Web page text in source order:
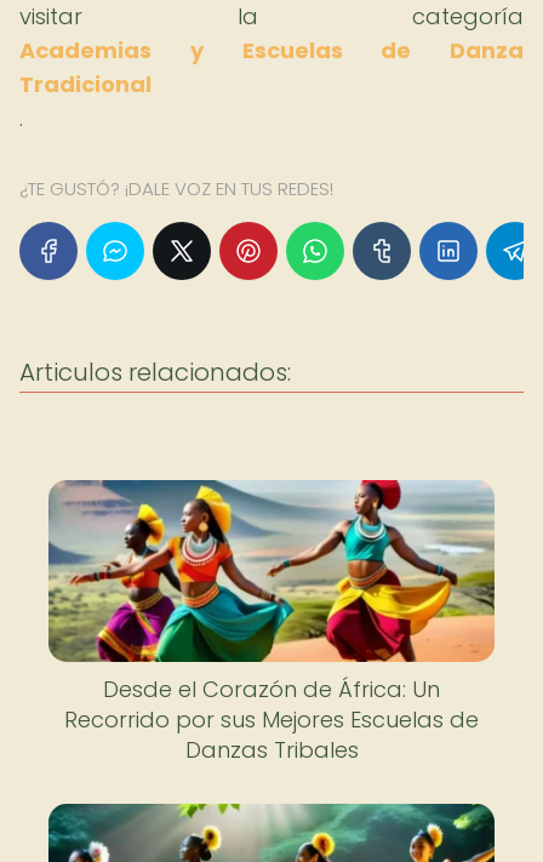
visitar la categoría
Academias y Escuelas de Danza
Tradicional
.
¿TE GUSTÓ? ¡DALE VOZ EN TUS REDES!
Articulos relacionados:
Desde el Corazón de África: Un
Recorrido por sus Mejores Escuelas de
Danzas Tribales